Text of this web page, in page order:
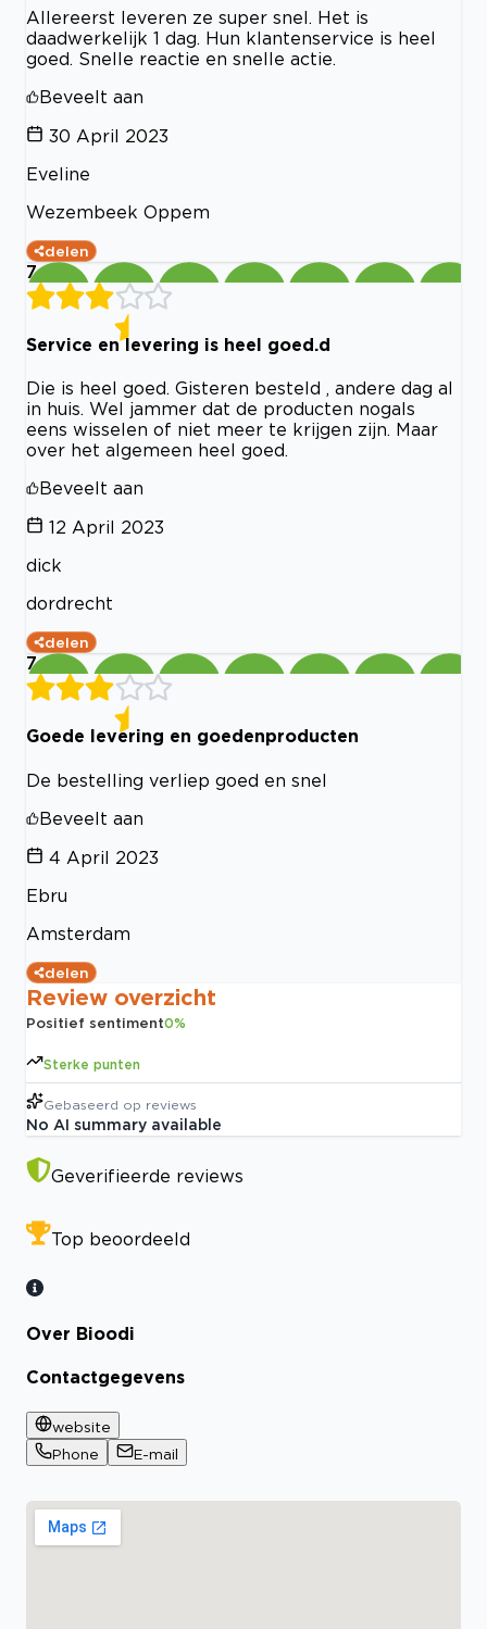
Allereerst leveren ze super snel. Het is
daadwerkelijk 1 dag. Hun klantenservice is heel
goed. Snelle reactie en snelle actie.
Beveelt aan
30 April 2023
Eveline
Wezembeek Oppem
delen
7
Service en levering is heel goed.d
Die is heel goed. Gisteren besteld , andere dag al
in huis. Wel jammer dat de producten nogals
eens wisselen of niet meer te krijgen zijn. Maar
over het algemeen heel goed.
Beveelt aan
12 April 2023
dick
dordrecht
delen
7
Goede levering en goedenproducten
De bestelling verliep goed en snel
Beveelt aan
4 April 2023
Ebru
Amsterdam
delen
Review overzicht
Positief sentiment0%
Sterke punten
Gebaseerd op reviews
No AI summary available
Geverifieerde reviews
Top beoordeeld
Over Bioodi
Contactgegevens
website
Phone
E-mail